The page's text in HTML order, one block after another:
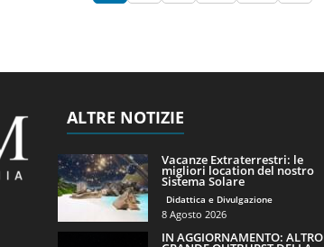
ALTRE NOTIZIE
Vacanze Extraterrestri: le
migliori location del nostro
Sistema Solare
Didattica e Divulgazione
8 Agosto 2026
IN AGGIORNAMENTO: ALTRO